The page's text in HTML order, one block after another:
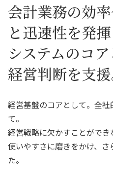
会計業務の効
と迅速性を発揮
システムのコ
経営判断を支援
経営基盤のコアとして。全
て。
経営戦略に欠かすことができ
使いやすさに磨きをかけ、
た。